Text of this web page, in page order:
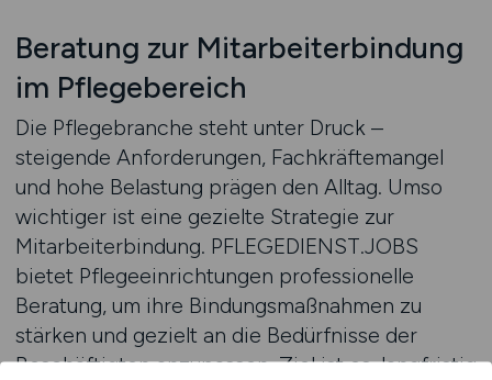
Beratung zur Mitarbeiterbindung
im Pflegebereich
Die Pflegebranche steht unter Druck –
steigende Anforderungen, Fachkräftemangel
und hohe Belastung prägen den Alltag. Umso
wichtiger ist eine gezielte Strategie zur
Mitarbeiterbindung. PFLEGEDIENST.JOBS
bietet Pflegeeinrichtungen professionelle
Beratung, um ihre Bindungsmaßnahmen zu
stärken und gezielt an die Bedürfnisse der
Beschäftigten anzupassen. Ziel ist es, langfristig